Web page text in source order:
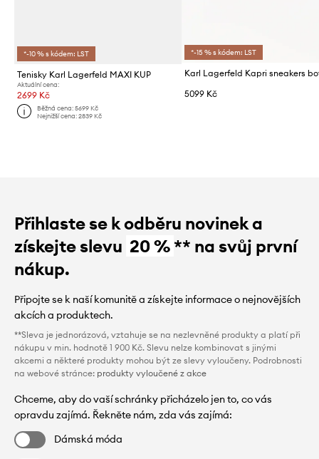
*-10 % s kódem: LST
Tenisky Karl Lagerfeld MAXI KUP
Aktuální cena:
2699 Kč
Běžná cena:5699 Kč
Nejnižší cena:2839 Kč
*-15 % s kódem: LST
5099 Kč
Přihlaste se k odběru novinek a
získejte slevu 20 %** na svůj první
nákup.
Připojte se k naší komunitě a získejte informace o nejnovějších
akcích a produktech.
**Sleva je jednorázová, vztahuje se na nezlevněné produkty a platí při
nákupu v min. hodnotě 1 900 Kč. Slevu nelze kombinovat s jinými
akcemi a některé produkty mohou být ze slevy vyloučeny. Podrobnosti
na webové stránce: produkty vyloučené z akce
Chceme, aby do vaší schránky přicházelo jen to, co vás
opravdu zajímá. Řekněte nám, zda vás zajímá:
Dámská móda